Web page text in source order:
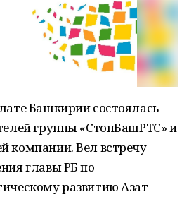
Башкирии состоялась
группы «СтопБашРТС» и
компании. Вел встречу
главы РБ по
развитию Азат